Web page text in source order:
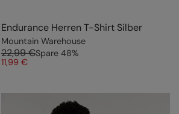
Endurance Herren T-Shirt Silber
Mountain Warehouse
22,99 €Spare 48%
11,99 €